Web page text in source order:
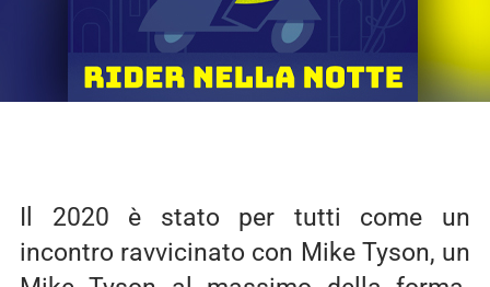
Il 2020 è stato per tutti come un
incontro ravvicinato con Mike Tyson, un